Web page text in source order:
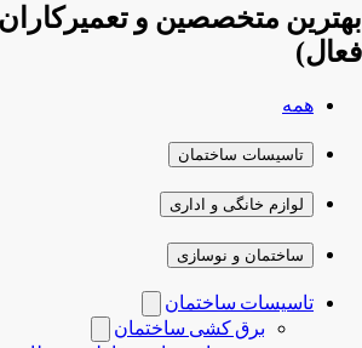
فعال)
همه
تاسیسات ساختمان
لوازم خانگی و اداری
ساختمان و نوسازی
تاسیسات ساختمان
برق کشی ساختمان